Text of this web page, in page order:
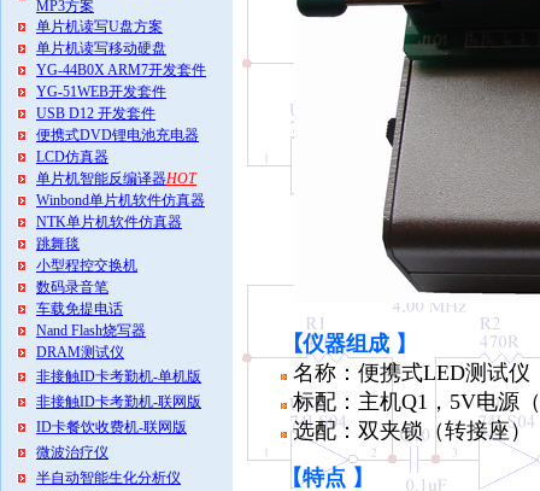
MP3方案
单片机读写U盘方案
单片机读写移动硬盘
YG-44B0X ARM7开发套件
YG-51WEB开发套件
USB D12 开发套件
便携式DVD锂电池充电器
LCD仿真器
单片机智能反编译器HOT
Winbond单片机软件仿真器
NTK单片机软件仿真器
跳舞毯
小型程控交换机
数码录音笔
车载免提电话
Nand Flash烧写器
DRAM测试仪
非接触ID卡考勤机-单机版
非接触ID卡考勤机-联网版
ID卡餐饮收费机-联网版
微波治疗仪
半自动智能生化分析仪
【仪器组成 】
名称：便携式LED测试仪
标配：主机Q1，5V电源
选配：双夹锁（转接座）
【特点 】